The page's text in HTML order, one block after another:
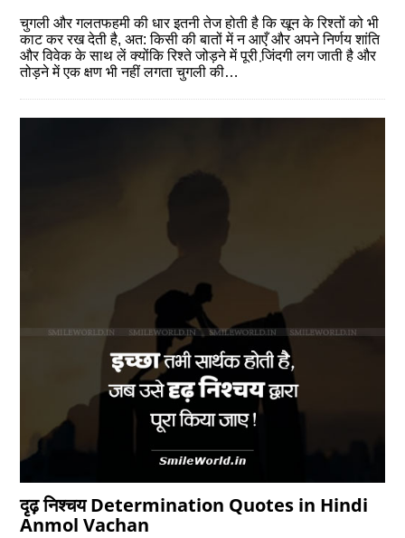
चुगली और गलतफहमी की धार इतनी तेज होती है कि खून के रिश्तों को भी
काट कर रख देती है, अत: किसी की बातों में न आएँ और अपने निर्णय शांति
और विवेक के साथ लें क्योंकि रिश्ते जोड़ने में पूरी जि़ंदगी लग जाती है और
तोड़ने में एक क्षण भी नहीं लगता चुगली की…
दृढ़ निश्चय Determination Quotes in Hindi
Anmol Vachan